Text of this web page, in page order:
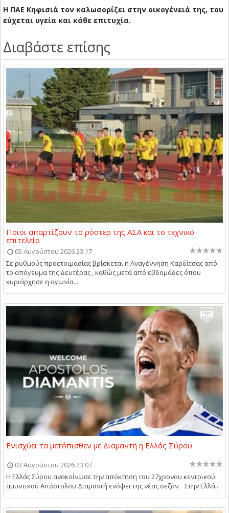
Η ΠΑΕ Κηφισιά τον καλωσορίζει στην οικογένειά της, του
εύχεται υγεία και κάθε επιτυχία.
Διαβάστε επίσης
Ποιοι απαρτίζουν το ρόστερ της ΑΣΑ και το τεχνικό
επιτελείο
05 Αυγούστου 2026 23:17
Σε ρυθμούς προετοιμασίας βρίσκεται η Αναγέννηση Καρδίτσας από
το απόγευμα της Δευτέρας , καθώς μετά από εβδομάδες όπου
κυριάρχησε η αγωνία...
Ενισχύει τα μετόπισθεν με Διαμαντή η Ελλάς Σύρου
03 Αυγούστου 2026 23:07
Η Ελλάς Σύρου ανακοίνωσε την απόκτηση του 27χρονου κεντρικού
αμυντικού Απόστολου Διαμαντή ενόψει της νέας σεζόν. Στην Ελλά...